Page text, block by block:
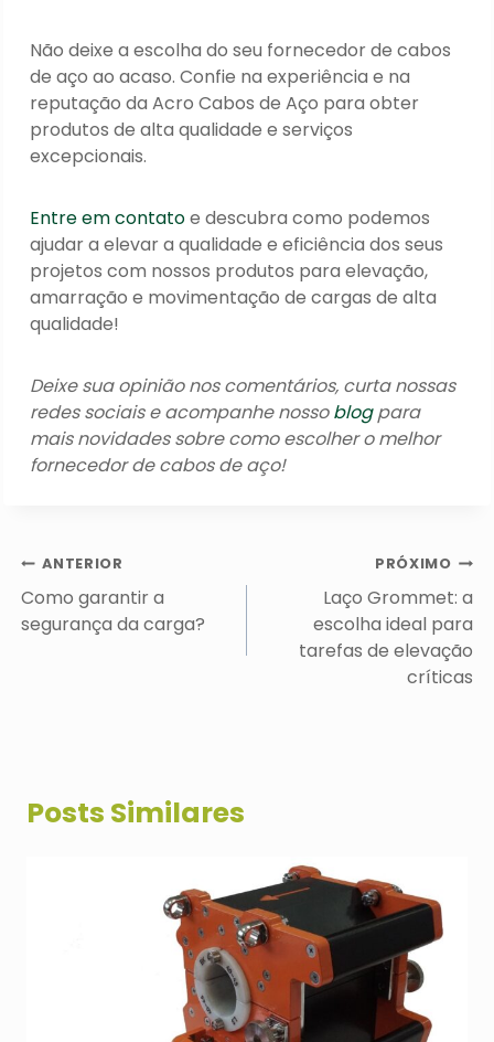
Não deixe a escolha do seu fornecedor de cabos
de aço ao acaso. Confie na experiência e na
reputação da Acro Cabos de Aço para obter
produtos de alta qualidade e serviços
excepcionais.
Entre em contatoe descubra como podemos
ajudar a elevar a qualidade e eficiência dos seus
projetos com nossos produtos para elevação,
amarração e movimentação de cargas de alta
qualidade!
Deixe sua opinião nos comentários, curta nossas
redes sociais e acompanhe nossoblogpara
mais novidades sobre como escolher o melhor
fornecedor de cabos de aço!
Navegação
de
Post
ANTERIOR
Como garantir a
segurança da carga?
PRÓXIMO
Laço Grommet: a
escolha ideal para
tarefas de elevação
críticas
Posts Similares